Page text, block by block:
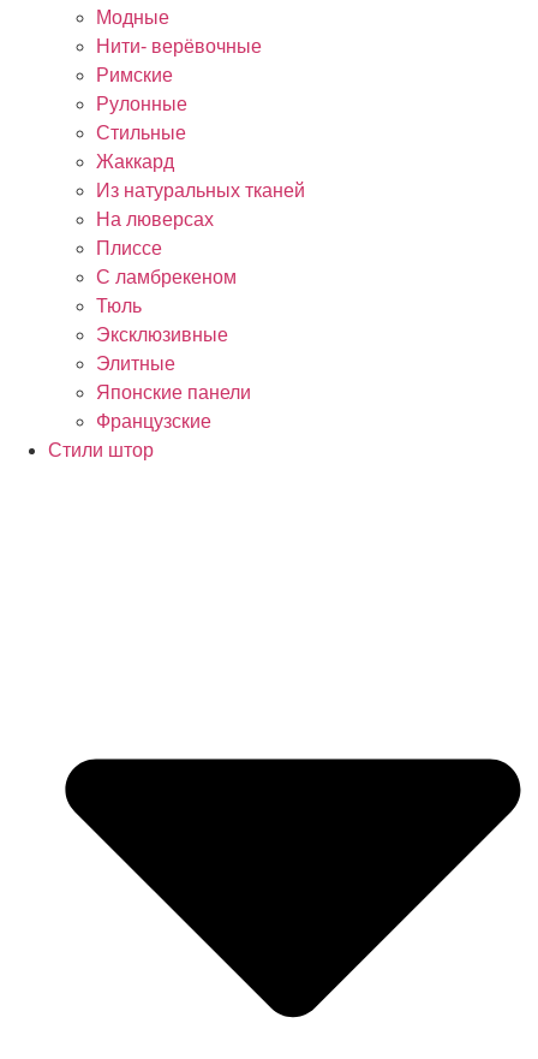
Модные
Нити- верёвочные
Римские
Рулонные
Стильные
Жаккард
Из натуральных тканей
На люверсах
Плиссе
С ламбрекеном
Тюль
Эксклюзивные
Элитные
Японские панели
Французские
Стили штор